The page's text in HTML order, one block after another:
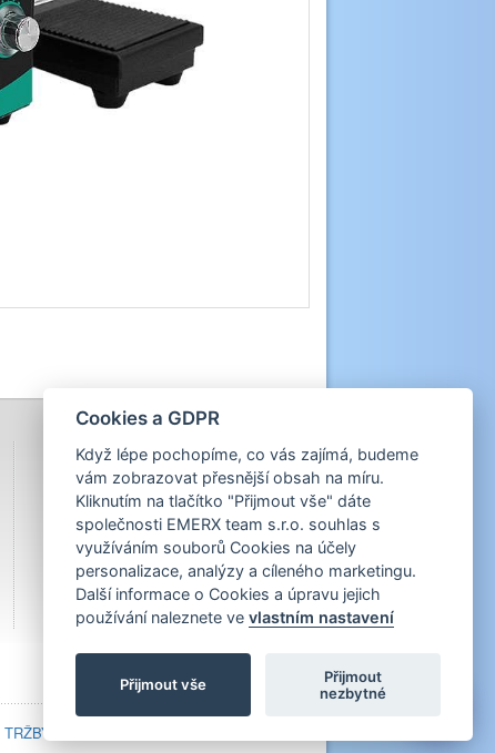
V EET
Cookies a GDPR
Když lépe pochopíme, co vás zajímá, budeme
vám zobrazovat přesnější obsah na míru.
Kliknutím na tlačítko "Přijmout vše" dáte
společnosti EMERX team s.r.o. souhlas s
využíváním souborů Cookies na účely
personalizace, analýzy a cíleného marketingu.
Další informace o Cookies a úpravu jejich
používání naleznete ve vlastním nastavení
Přijmout vše
Přijmout
nezbytné